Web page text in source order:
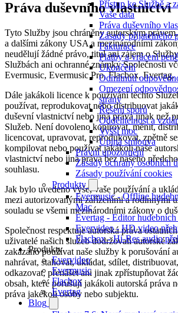
Přístup ke Službě a
Vaše data
Práva duševního
Zásady přijatelného
Fakturace
Platby a vrácení
Ukončení
Odmítnutí
Omezení
strany
Řešení sporů
Oddělitelnost a
Vyšší moc
Úplná smlouva
Právní upozornění
Zásady ochrany osobních
Zásady používání cookies
Produkty
Evermusic - Offline
Mac
Evertag - Editor
Evervideo - HD video
Flacbox - Hi-Res audio
Produkty
Evervideo
Evermusic
Flacbox
Evertag
Blog
Práva duševního vlastnictví
Tyto Služby jsou chráněny autorským
a dalšími zákony USA a mezinárodními
neudělují žádné právo, titul ani zájem o
Službách ani ochranné známky Společnosti
Evermusic, Evermusic Pro, Flacbox, Evertag.
Dále jakákoli licence k používání těchto
používat, reprodukovat nebo distribuovat
duševní vlastnictví nebo jiná práva jinak než
Služeb. Není dovoleno kopírovat, měnit,
licencovat, upravovat, reprodukovat, zpětně
kompilovat nebo používat jakákoli naše
vlastnictví nebo jiná práva bez našeho
souhlasu.
Jak bylo uvedeno výše, vaše používání a
mezi autorizovanými zařízeními a rodinnými
souladu se všemi mezinárodními zákony o
Společnost respektuje autorská práva
uživatelé našich služeb dodržovali autorské
zakázáno používat naše služby k porušování
nahrávat, stahovat, ukládat, sdílet,
odkazovat, přenášet ani jinak zpřístupňovat
obsah, které porušují jakákoli autorská práva
práva jakékoli osoby nebo subjektu.